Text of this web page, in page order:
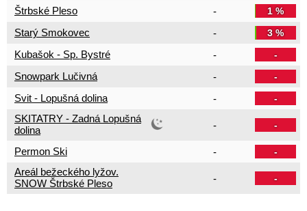
Štrbské Pleso - 1 %
Starý Smokovec - 3 %
Kubašok - Sp. Bystré - -
Snowpark Lučivná - -
Svit - Lopušná dolina - -
SKITATRY - Zadná Lopušná
dolina
- -
Permon Ski - -
Areál bežeckého lyžov.
SNOW Štrbské Pleso
- -